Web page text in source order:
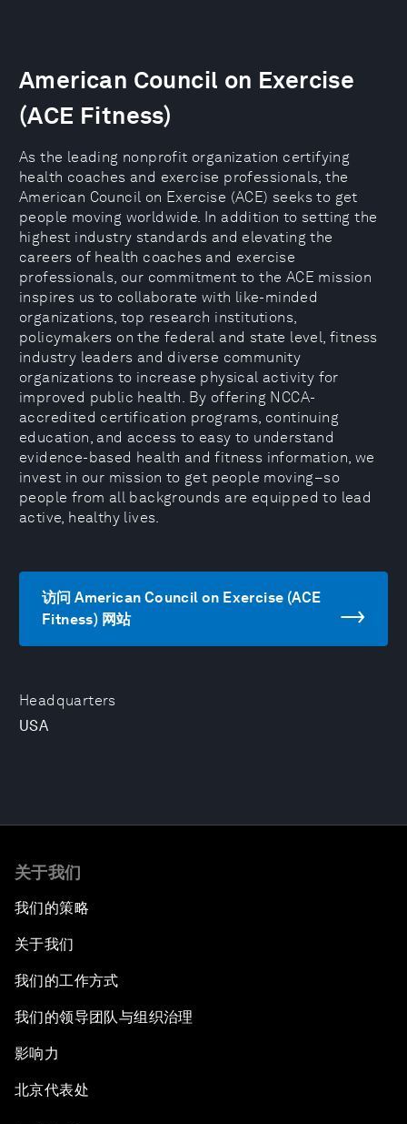
Headquarters
USA
American Council on Exercise
(ACE Fitness)
As the leading nonprofit organization certifying
health coaches and exercise professionals, the
American Council on Exercise (ACE) seeks to get
people moving worldwide. In addition to setting the
highest industry standards and elevating the
careers of health coaches and exercise
professionals, our commitment to the ACE mission
inspires us to collaborate with like-minded
organizations, top research institutions,
policymakers on the federal and state level, fitness
industry leaders and diverse community
organizations to increase physical activity for
improved public health. By offering NCCA-
accredited certification programs, continuing
education, and access to easy to understand
evidence-based health and fitness information, we
invest in our mission to get people moving–so
people from all backgrounds are equipped to lead
active, healthy lives.
访问 American Council on Exercise (ACE
Fitness) 网站
关于我们
我们的策略
关于我们
我们的工作方式
我们的领导团队与组织治理
影响力
北京代表处